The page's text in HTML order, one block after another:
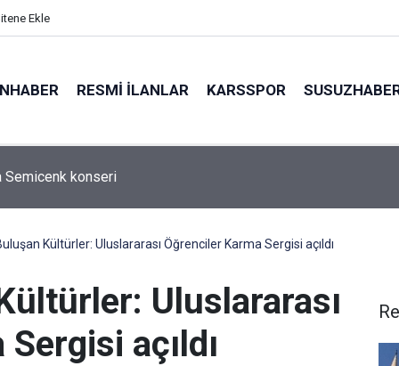
Ekle
RESMI İLANLAR KARSSPOR
yönetim sistemleri denetimini bir kez daha başarıyla
Kültürler: Uluslararası Öğrenciler Karma Sergisi açıldı
Uluslararası
açıldı